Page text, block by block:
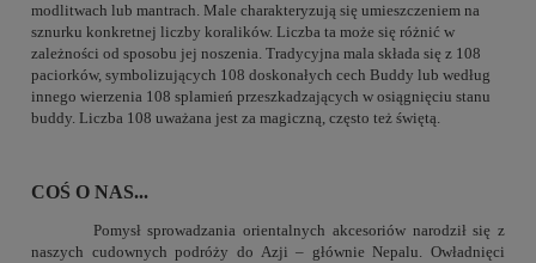
modlitwach lub mantrach. Male charakteryzują się umieszczeniem na
sznurku konkretnej liczby koralików. Liczba ta może się różnić w
zależności od sposobu jej noszenia. Tradycyjna mala składa się z 108
paciorków, symbolizujących 108 doskonałych cech Buddy lub według
innego wierzenia 108 splamień przeszkadzających w osiągnięciu stanu
buddy. Liczba 108 uważana jest za magiczną, często też świętą.
COŚ O NAS...
Pomysł sprowadzania orientalnych akcesoriów narodził się z
naszych cudownych podróży do Azji – głównie Nepalu. Owładnięci